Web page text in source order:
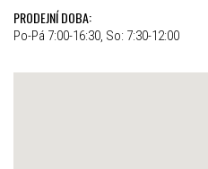
PRODEJNÍ DOBA:
Po-Pá 7:00-16:30, So: 7:30-12:00